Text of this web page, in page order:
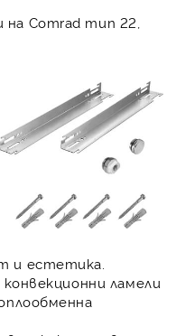
Comrad тип 22,
и естетика.
ламели